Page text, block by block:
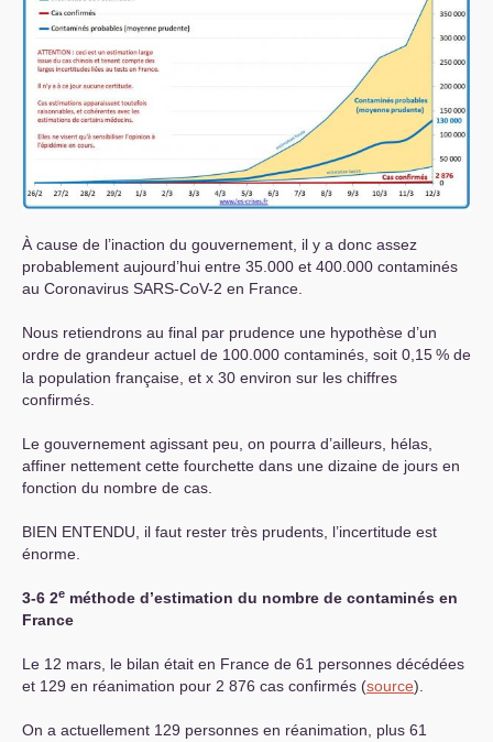
À cause de l’inaction du gouvernement, il y a donc assez
probablement aujourd’hui entre 35.000 et 400.000 contaminés
au Coronavirus SARS-CoV-2 en France.
Nous retiendrons au final par prudence une hypothèse d’un
ordre de grandeur actuel de 100.000 contaminés, soit 0,15% de
la population française, et x 30 environ sur les chiffres
confirmés.
Le gouvernement agissant peu, on pourra d’ailleurs, hélas,
affiner nettement cette fourchette dans une dizaine de jours en
fonction du nombre de cas.
BIEN ENTENDU, il faut rester très prudents, l’incertitude est
énorme.
3-6 2e méthode d’estimation du nombre de contaminés en
France
Le 12 mars, le bilan était en France de 61 personnes décédées
et 129 en réanimation pour 2 876 cas confirmés (source).
On a actuellement 129 personnes en réanimation, plus 61